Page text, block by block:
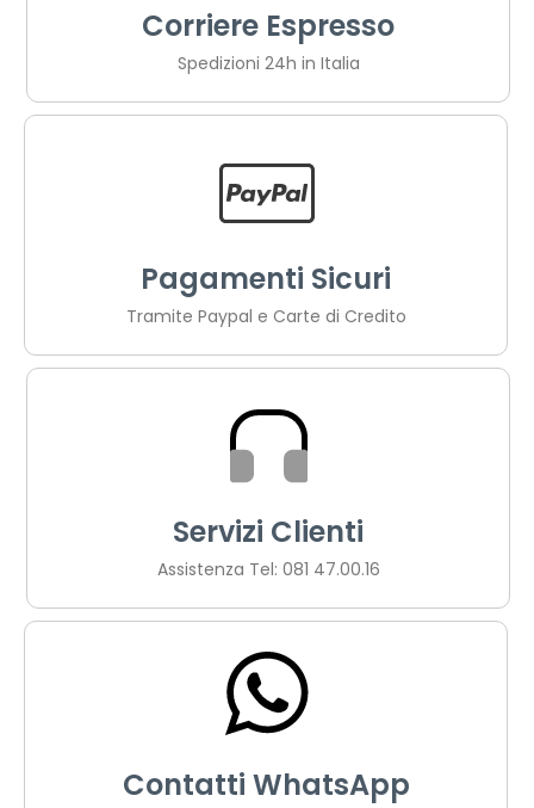
Corriere Espresso
Spedizioni 24h in Italia
Pagamenti Sicuri
Tramite Paypal e Carte di Credito
Servizi Clienti
Assistenza Tel: 081 47.00.16
Contatti WhatsApp